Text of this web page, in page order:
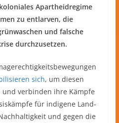
Apartheidregime
zu entlarven, die
und falsche
durchzusetzen.
sich, um diesen
und verbinden ihre Kämpfe
für indigene Land-
und gegen die